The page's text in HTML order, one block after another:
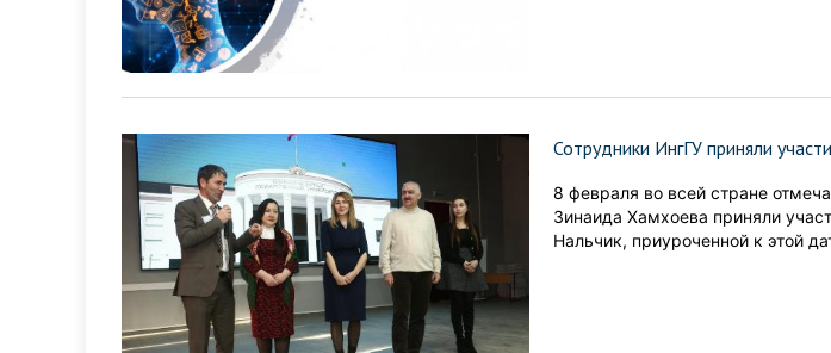
Сотрудники ИнгГУ приняли
8 февраля во всей стране
Зинаида Хамхоева приняли
Нальчик, приуроченной к этой